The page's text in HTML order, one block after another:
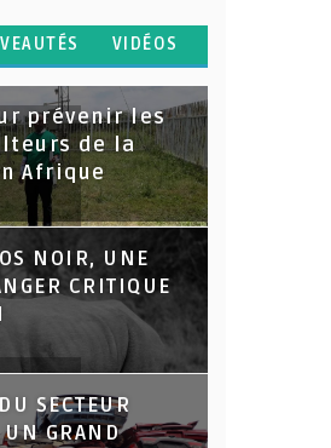
VIDÉOS
prévenir les
de la
Afrique
NOIR, UNE
CRITIQUE
SECTEUR
GRAND